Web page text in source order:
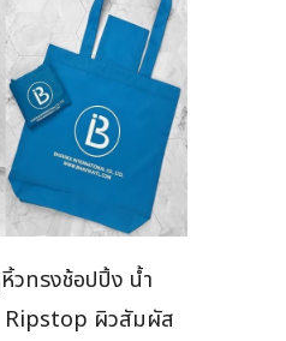
วทรงช้อปปิ้ง น้ำ
Ripstop ผิวสัมผัส